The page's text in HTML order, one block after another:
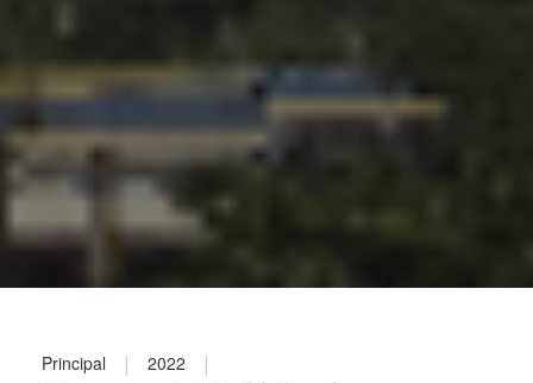
Principal | 2022 |